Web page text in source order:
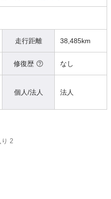
走行距離 38,485km
修復歴 なし
個人/法人 法人
り 2